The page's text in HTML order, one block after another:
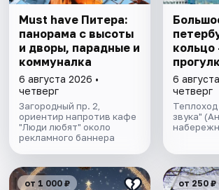
Must have Питера:
панорама с высоты
и дворы, парадные и
коммуналка
6 августа 2026 •
четверг
Загородный пр. 2,
ориентир напротив кафе
"Люди любят" около
рекламного баннера
кольцо
на
салоне
6
четверг
звука"
от 1 000 ₽ от 250 ₽